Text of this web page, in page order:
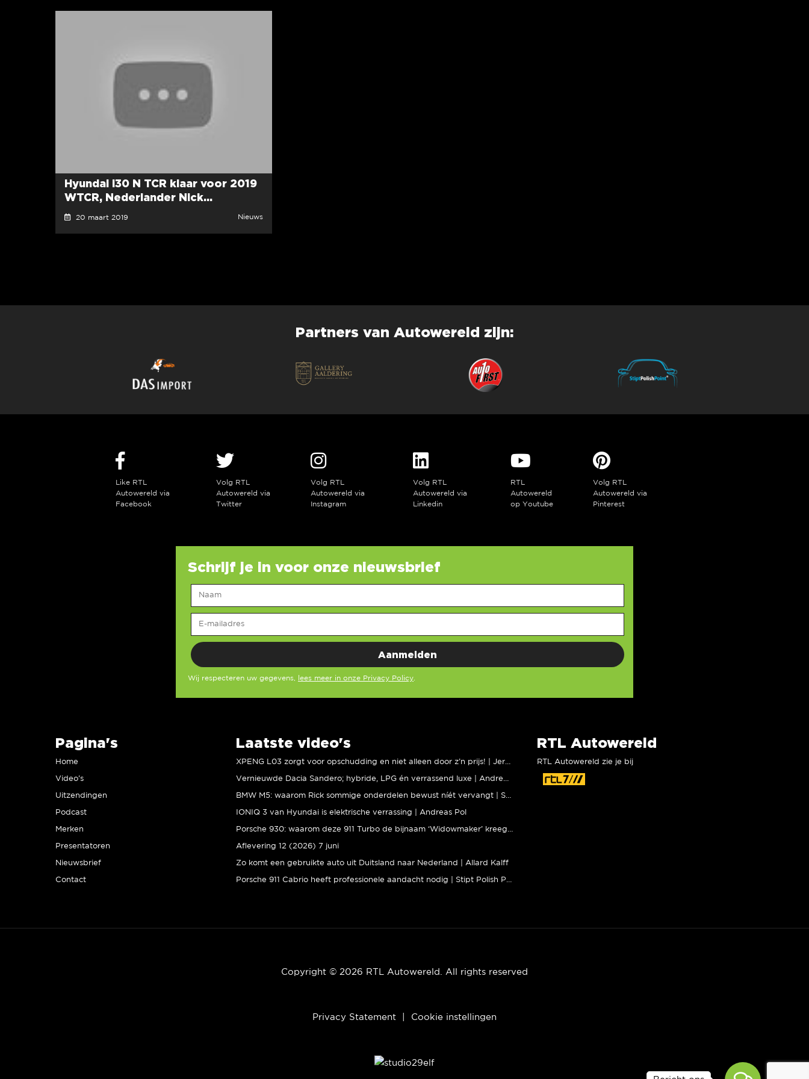
Hyundai i30 N TCR klaar voor 2019
WTCR, Nederlander Nick...
20 maart 2019 Nieuws
Partners van Autowereld zijn:
Like RTL
Autowereld via
Facebook
Volg RTL
Autowereld via
Twitter
Volg RTL
Autowereld via
Instagram
Volg RTL
Autowereld via
Linkedin
RTL
Autowereld
op Youtube
Volg RTL
Autowereld via
Pinterest
Schrijf je in voor onze nieuwsbrief
Wij respecteren uw gegevens, lees meer in onze Privacy Policy
Pagina's
Home
Video’s
Uitzendingen
Podcast
Merken
Presentatoren
Nieuwsbrief
Contact
Laatste video's
IONIQ 3 van Hyundai is elektrische verrassing | Andreas Pol
Aflevering 12 (2026) 7 juni
Zo komt een gebruikte auto uit Duitsland naar Nederland | Allard Kalff
RTL Autowereld
RTL Autowereld zie je bij
Copyright © 2026 RTL Autowereld. All rights reserved
Privacy Statement Cookie instellingen